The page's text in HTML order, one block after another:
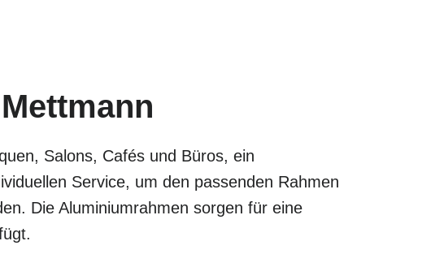
Salons, Cafés und Büros, ein
Service, um den passenden Rahmen
Die Aluminiumrahmen sorgen für eine